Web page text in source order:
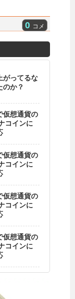
0 コメ
がってるな
のか？
仮想通貨の
コインに
仮想通貨の
コインに
仮想通貨の
コインに
仮想通貨の
コインに